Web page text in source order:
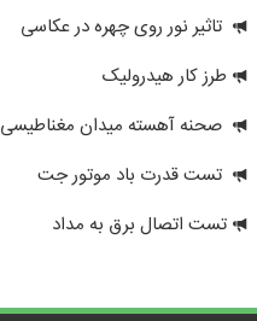
تاثیر نور روی چهره در عکاسی
طرز کار هیدرولیک
صحنه آهسته میدان مغناطیسی
تست قدرت باد موتور جت
تست اتصال برق به مداد